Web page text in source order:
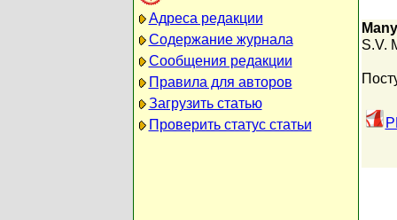
Адреса редакции
Содержание журнала
Сообщения редакции
Правила для авторов
Загрузить статью
Проверить статус статьи
S.V.